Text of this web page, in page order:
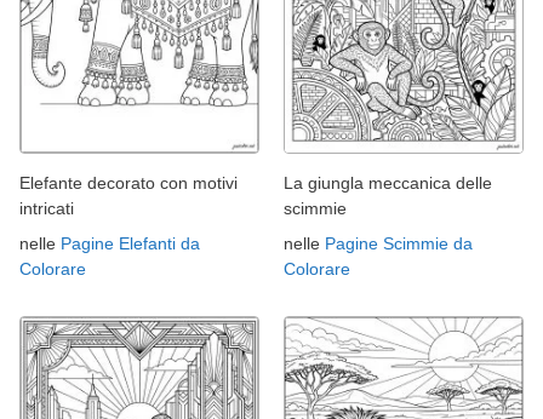
Elefante decorato con motivi
intricati
nelle Pagine Elefanti da
Colorare
La giungla meccanica delle
scimmie
nelle Pagine Scimmie da
Colorare